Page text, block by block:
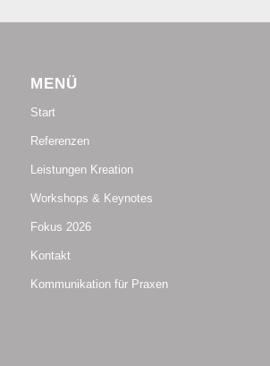
MENÜ
Start
Referenzen
Leistungen Kreation
Workshops & Keynotes
Fokus 2026
Kontakt
Kommunikation für Praxen